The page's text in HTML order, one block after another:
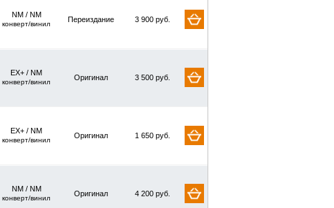
NM / NM
конверт/винил
Переиздание 3 900 руб.
EX+ / NM
конверт/винил
Оригинал 3 500 руб.
EX+ / NM
конверт/винил
Оригинал 1 650 руб.
NM / NM
конверт/винил
Оригинал 4 200 руб.